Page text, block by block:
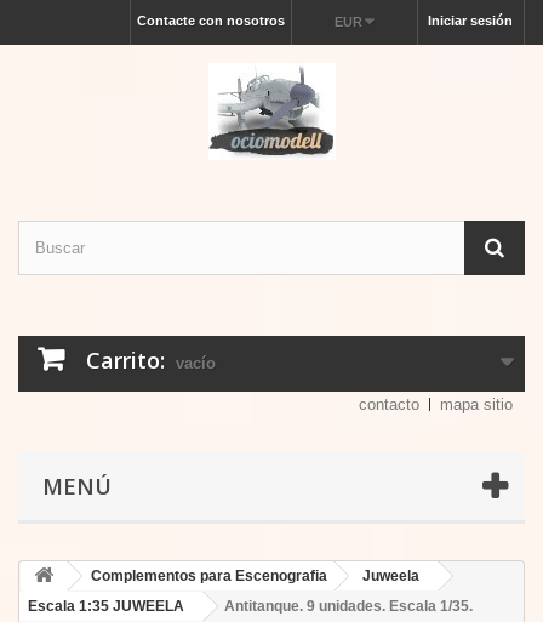
Iniciar sesión
EUR
Contacte con nosotros
Carrito: vacío
contacto mapa sitio
MENÚ
Complementos para Escenografia
Juweela
Escala 1:35 JUWEELA
Antitanque. 9 unidades. Escala 1/35.